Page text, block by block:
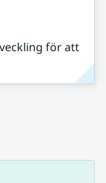
för att